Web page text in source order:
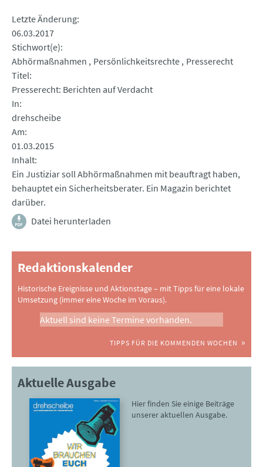
Letzte Änderung
06.03.2017
Stichwort(e)
Abhörmaßnahmen
Persönlichkeitsrechte Presserecht
Titel
Presserecht: Berichten auf Verdacht
In
drehscheibe
Am
01.03.2015
Inhalt
Ein Justiziar soll Abhörmaßnahmen mit beauftragt haben,
behauptet ein Sicherheitsberater. Ein Magazin berichtet
darüber.
Datei herunterladen
Redaktionskalender
Historische Ereignisse und Aktionstage – mit Tipps für eine lokale
Umsetzung (immer eine Woche im Voraus).
Aktuell sind keine Termine vorhanden.
TIPPS FÜR DIE KOMMENDEN WOCHEN
Aktuelle Ausgabe
Hier finden Sie einige Beiträge
unserer aktuellen Ausgabe.